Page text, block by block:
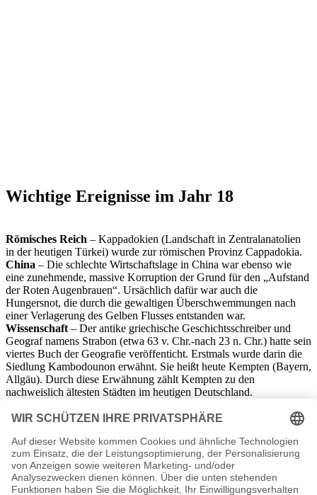
Wichtige Ereignisse im Jahr 18
Römisches Reich – Kappadokien (Landschaft in Zentralanatolien
in der heutigen Türkei) wurde zur römischen Provinz Cappadokia.
China – Die schlechte Wirtschaftslage in China war ebenso wie
eine zunehmende, massive Korruption der Grund für den „Aufstand
der Roten Augenbrauen“. Ursächlich dafür war auch die
Hungersnot, die durch die gewaltigen Überschwemmungen nach
einer Verlagerung des Gelben Flusses entstanden war.
Wissenschaft – Der antike griechische Geschichtsschreiber und
Geograf namens Strabon (etwa 63 v. Chr.-nach 23 n. Chr.) hatte sein
viertes Buch der Geografie veröffenticht. Erstmals wurde darin die
Siedlung Kambodounon erwähnt. Sie heißt heute Kempten (Bayern,
Allgäu). Durch diese Erwähnung zählt Kempten zu den
nachweislich ältesten Städten im heutigen Deutschland.
Geboren
Iulia Livilla (18-42 n. Chr.), Schwester des späteren Kaisers
Caligula (12-41 n. Chr.)